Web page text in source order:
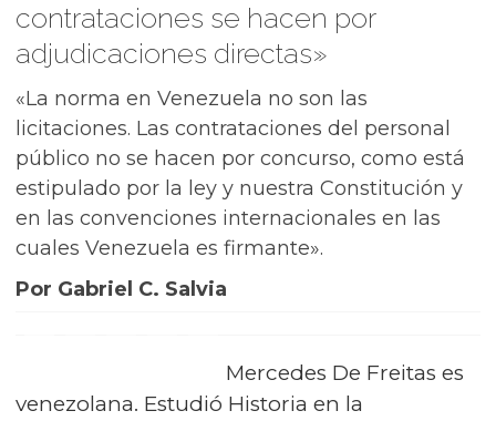
contrataciones se hacen por
adjudicaciones directas»
«La norma en Venezuela no son las
licitaciones. Las contrataciones del personal
público no se hacen por concurso, como está
estipulado por la ley y nuestra Constitución y
en las convenciones internacionales en las
cuales Venezuela es firmante».
Por Gabriel C. Salvia
Mercedes De Freitas es
venezolana. Estudió Historia en la